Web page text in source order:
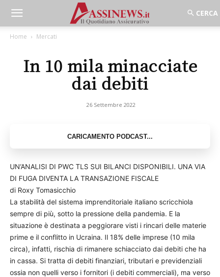
Home Mercati
In 10 mila minacciate
dai debiti
26 Settembre 2022
UN’ANALISI DI PWC TLS SUI BILANCI DISPONIBILI. UNA VIA
DI FUGA DIVENTA LA TRANSAZIONE FISCALE
di Roxy Tomasicchio
La stabilità del sistema imprenditoriale italiano scricchiola
sempre di più, sotto la pressione della pandemia. E la
situazione è destinata a peggiorare visti i rincari delle materie
prime e il conflitto in Ucraina. Il 18% delle imprese (10 mila
circa), infatti, rischia di rimanere schiacciato dai debiti che ha
in cassa. Si tratta di debiti finanziari, tributari e previdenziali
ossia non quelli verso i fornitori (i debiti commerciali), ma verso